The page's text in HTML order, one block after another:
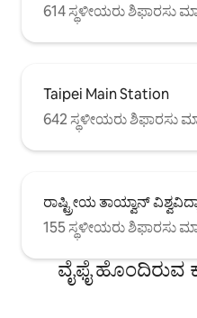
614 ಸ್ಥಳೀಯರು ಶಿಫಾರಸು
Taipei Main Station
642 ಸ್ಥಳೀಯರು ಶಿಫಾರಸು
ರಾಷ್ಟ್ರೀಯ ತಾಯ್ವಾನ್
155 ಸ್ಥಳೀಯರು ಶಿಫಾರಸು
ವೈಫೈ